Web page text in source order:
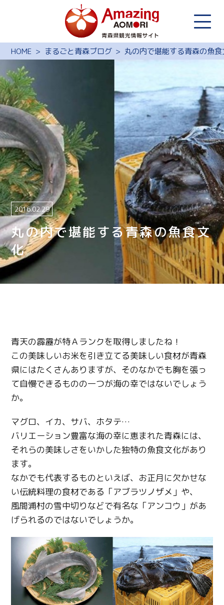
HOME まるごと青森ブログ 丸の内で堪能する青森の魚
丸の内で堪能する青森の魚食文
化
2016.02.29
青天の霹靂が特Ａランクを取得しましたね！
この美味しいお米を引き立てる美味しい食材が青森
県にはたくさんありますが、そのなかでも胸を張っ
て自慢できるものの一つが海の幸ではないでしょう
か。
マグロ、イカ、サバ、ホタテ…
バリエーション豊富な海の幸に恵まれた青森には、
それらの美味しさをいかした独特の魚食文化があり
ます。
なかでも代表するものといえば、お正月に欠かせな
い伝統料理の食材である「アブラツノザメ」や、
風間浦村の雪中切りなどで有名な「アンコウ」があ
げられるのではないでしょうか。